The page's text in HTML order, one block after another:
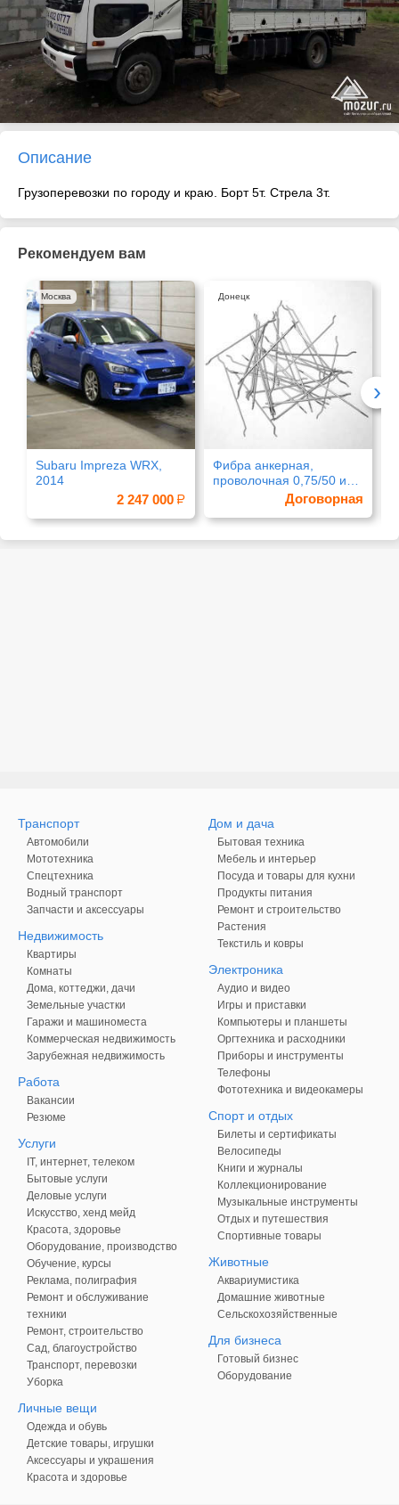
Описание
Грузоперевозки по городу и краю. Борт 5т. Стрела 3т.
Рекомендуем вам
Subaru Impreza WRX,
2014
2 247 000
Москва
Фибра анкерная,
проволочная 0,75/50 и
Договорная
Донецк
›
Транспорт
Автомобили
Мототехника
Спецтехника
Водный транспорт
Запчасти и аксессуары
Недвижимость
Квартиры
Комнаты
Дома, коттеджи, дачи
Земельные участки
Гаражи и машиноместа
Коммерческая недвижимость
Зарубежная недвижимость
Работа
Вакансии
Резюме
Услуги
IT, интернет, телеком
Бытовые услуги
Деловые услуги
Искусство, хенд мейд
Красота, здоровье
Оборудование, производство
Обучение, курсы
Реклама, полиграфия
Ремонт и обслуживание
техники
Ремонт, строительство
Сад, благоустройство
Транспорт, перевозки
Уборка
Личные вещи
Одежда и обувь
Детские товары, игрушки
Аксессуары и украшения
Красота и здоровье
Дом и дача
Бытовая техника
Мебель и интерьер
Посуда и товары для кухни
Продукты питания
Ремонт и строительство
Растения
Текстиль и ковры
Электроника
Аудио и видео
Игры и приставки
Компьютеры и планшеты
Оргтехника и расходники
Приборы и инструменты
Телефоны
Фототехника и видеокамеры
Спорт и отдых
Билеты и сертификаты
Велосипеды
Книги и журналы
Коллекционирование
Музыкальные инструменты
Отдых и путешествия
Спортивные товары
Животные
Аквариумистика
Домашние животные
Сельскохозяйственные
Для бизнеса
Готовый бизнес
Оборудование